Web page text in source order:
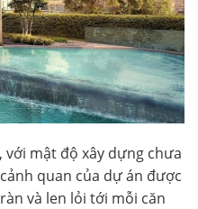
mật độ xây dựng chưa
quan của dự án được
và len lỏi tới mỗi căn